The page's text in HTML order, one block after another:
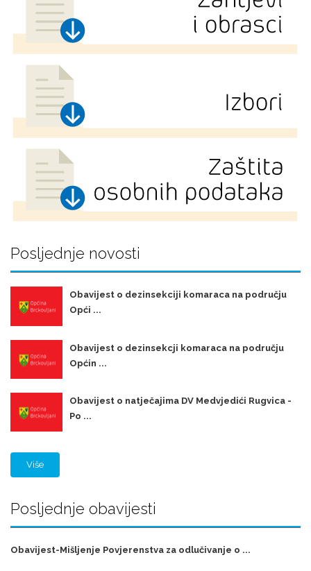
Posljednje novosti
Obavijest o dezinsekciji komaraca na području
Opći ...
Obavijest o dezinsekcji komaraca na području
Općin ...
Obavijest o natječajima DV Medvjedići Rugvica -
Po ...
Više
Posljednje obavijesti
Obavijest-Mišljenje Povjerenstva za odlučivanje o ...